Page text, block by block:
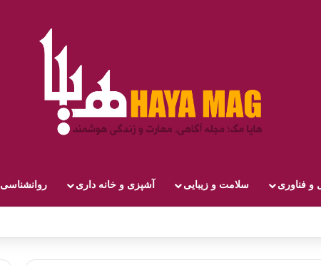
و فناوری سلامت و زیبایی آشپزی و خانه داری روانشناسی